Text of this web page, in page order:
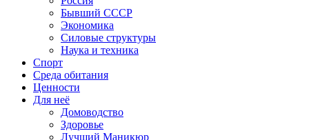
Бывший СССР
Экономика
Силовые структуры
Наука и техника
Спорт
Среда обитания
Ценности
Для неё
Домоводство
Здоровье
Лучший Маникюр